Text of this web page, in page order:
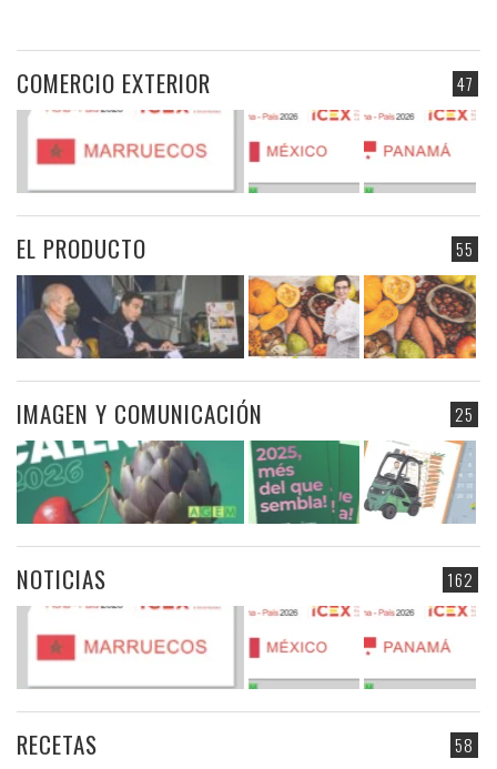
47
COMERCIO EXTERIOR
55
EL PRODUCTO
25
IMAGEN Y COMUNICACIÓN
162
NOTICIAS
58
RECETAS